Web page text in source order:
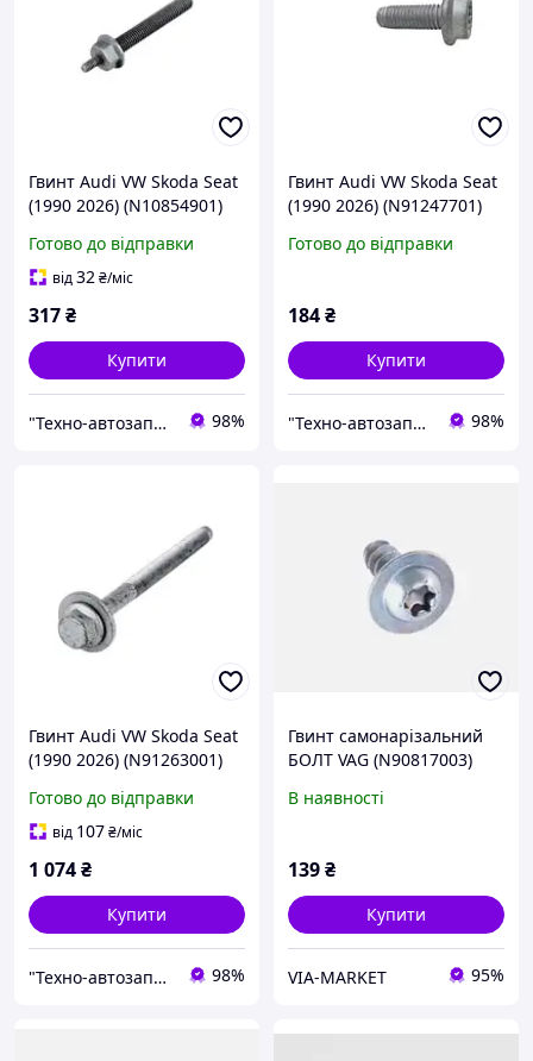
Гвинт Audi VW Skoda Seat
(1990 2026) (N10854901)
Готово до відправки
від32₴/міс
317₴
Купити
"Технo-автозапчастини" ВАЗ, ГАЗ, Daewoo, Chevrolet, ГБО 98%
Гвинт Audi VW Skoda Seat
(1990 2026) (N91247701)
Готово до відправки
184₴
Купити
"Технo-автозапчастини" ВАЗ, ГАЗ, Daewoo, Chevrolet, ГБО 98%
Гвинт Audi VW Skoda Seat
(1990 2026) (N91263001)
Готово до відправки
від 107₴/міс
1 074₴
Купити
"Технo-автозапчастини" ВАЗ, ГАЗ, Daewoo, Chevrolet, ГБО 98%
Гвинт самонарізальний
БОЛТ VAG (N90817003)
В наявності
139₴
Купити
VIA-MARKET 95%